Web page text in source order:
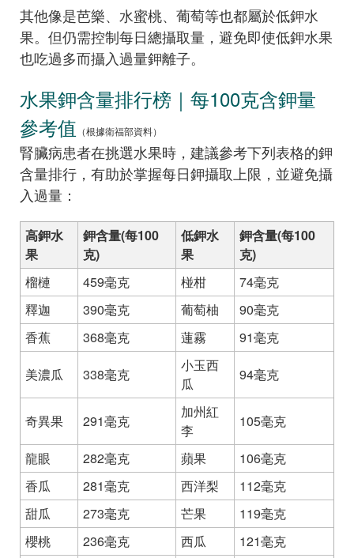
其他像是芭樂、水蜜桃、葡萄等也都屬於低鉀水
果。但仍需控制每日總攝取量，避免即使低鉀水果
也吃過多而攝入過量鉀離子。
水果鉀含量排行榜｜每100克含鉀量
參考值 （根據衛福部資料）
腎臟病患者在挑選水果時，建議參考下列表格的鉀
含量排行，有助於掌握每日鉀攝取上限，並避免攝
入過量：
高鉀水
果
鉀含量(每100
克)
低鉀水
果
鉀含量(每100
克)
榴槤
459毫克 椪柑
74毫克
釋迦
390毫克 葡萄柚
90毫克
香蕉
368毫克 蓮霧 91毫克
美濃瓜 338毫克
小玉西
瓜
94毫克
奇異果 291毫克
加州紅
李
105毫克
龍眼 282毫克 蘋果
106毫克
香瓜
281毫克 西洋梨
112毫克
甜瓜
273毫克 芒果
119毫克
櫻桃
236毫克 西瓜 121毫克